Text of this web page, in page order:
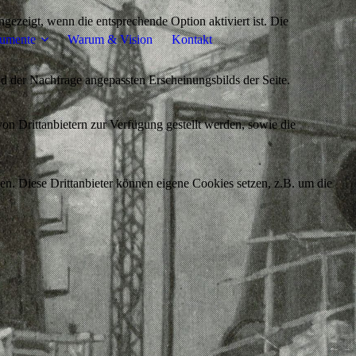
Warum & Vision Kontakt
wenn die entsprechende Option aktiviert ist. Die
Nachfrage angepassten Erscheinungsbilds der Seite.
Drittanbietern zur Verfügung gestellt werden, sowie die
Diese Drittanbieter können eigene Cookies setzen, z.B. um die